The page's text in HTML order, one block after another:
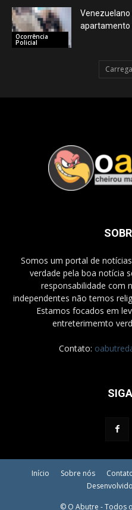
Ocorrência
Policial
apartamento
Somos um portal de
verdade pela boa notícia
responsabilidade com
independentes não temos
Estamos focados em
entreterimemto
Contato:
Início Sobre nós
© O Abutre - Todos